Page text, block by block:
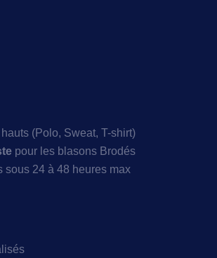
(Polo, Sweat, T-shirt)
pour les blasons Brodés
sous 24 à 48 heures max